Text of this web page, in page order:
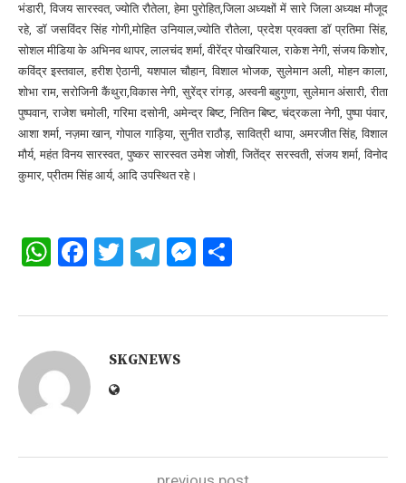
भंडारी, विजय सारस्वत, ज्योति रौतेला, हेमा पुरोहित,जिला अध्यक्षों में सारे जिला अध्यक्ष मौजूद
रहे, डॉ जसविंदर सिंह गोगी,मोहित उनियाल,ज्योति रौतेला, प्रदेश प्रवक्ता डॉ प्रतिमा सिंह,
सोशल मीडिया के अभिनव थापर, लालचंद शर्मा, वीरेंद्र पोखरियाल, राकेश नेगी, संजय किशोर,
कविंद्र इस्तवाल, हरीश ऐठानी, यशपाल चौहान, विशाल भोजक, सुलेमान अली, मोहन काला,
शोभा राम, सरोजिनी कैंथुरा,विकास नेगी, सुरेंद्र रांगड़, अस्वनी बहुगुणा, सुलेमान अंसारी, रीता
पुष्पवान, राजेश चमोली, गरिमा दसोनी, अमेन्द्र बिष्ट, नितिन बिष्ट, चंद्रकला नेगी, पुष्पा पंवार,
आशा शर्मा, नज़मा खान, गोपाल गाड़िया, सुनीत राठौड़, सावित्री थापा, अमरजीत सिंह, विशाल
मौर्य, महंत विनय सारस्वत, पुष्कर सारस्वत उमेश जोशी, जितेंद्र सरस्वती, संजय शर्मा, विनोद
कुमार, प्रीतम सिंह आर्य, आदि उपस्थित रहे।
WhatsApp
Facebook
Twitter
Telegram
Messenger
SKGNEWS